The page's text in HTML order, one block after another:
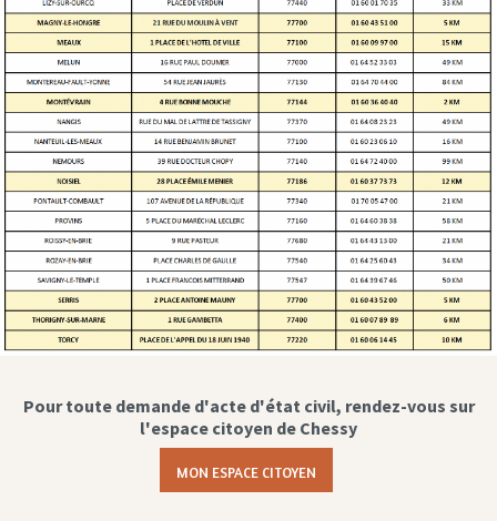
Pour toute demande d'acte d'état civil, rendez-vous sur
l'espace citoyen de Chessy
MON ESPACE CITOYEN